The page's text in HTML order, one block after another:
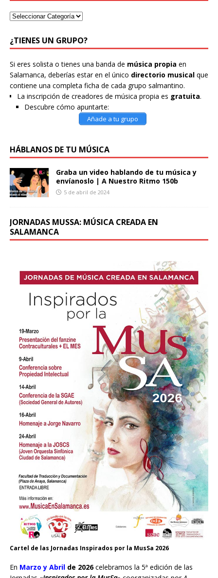
¿TIENES UN GRUPO?
Si eres solista o tienes una banda de música propia en
Salamanca, deberías estar en el único directorio musical que
contiene una completa ficha de cada grupo salmantino.
La inscripción de creadores de música propia es gratuita.
Descubre cómo apuntarte:
Añade a tu grupo
HÁBLANOS DE TU MÚSICA
Graba un video hablando de tu música y
envíanoslo | A Nuestro Ritmo 150b
5 de abril de 2024
JORNADAS MUSSA: MÚSICA CREADA EN
SALAMANCA
Cartel de las Jornadas Inspirados por la MusSa 2026
En Marzo y Abril de 2026celebramos la 5ª edición de las